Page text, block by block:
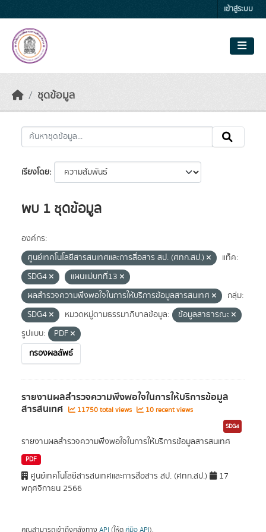
เข้าสู่ระบบ
ชุดข้อมูล
เรียงโดย
พบ 1 ชุดข้อมูล
องค์กร:
ศูนย์เทคโนโลยีสารสนเทศและการสื่อสาร สป. (ศทก.สป.)
แท็ค:
SDG4
แผนแม่บทที่13
ผลสำรวจความพึงพอใจในการให้บริการข้อมูลสารสนเทศ
กลุ่ม:
SDG4
หมวดหมู่ตามธรรมาภิบาลข้อมูล:
ข้อมูลสาธารณะ
รูปแบบ:
PDF
กรองผลลัพธ์
รายงานผลสำรวจความพึงพอใจในการให้บริการข้อมูล
สารสนเทศ 11750 total views 10 recent views
SDG4
รายงานผลสำรวจความพึงพอใจในการให้บริการข้อมูลสารสนเทศ
PDF
ศูนย์เทคโนโลยีสารสนเทศและการสื่อสาร สป. (ศทก.สป.)
17
พฤศจิกายน 2566
คุณสามารถเข้าถึงคลังทาง API (ให้ดู คู่มือ API).